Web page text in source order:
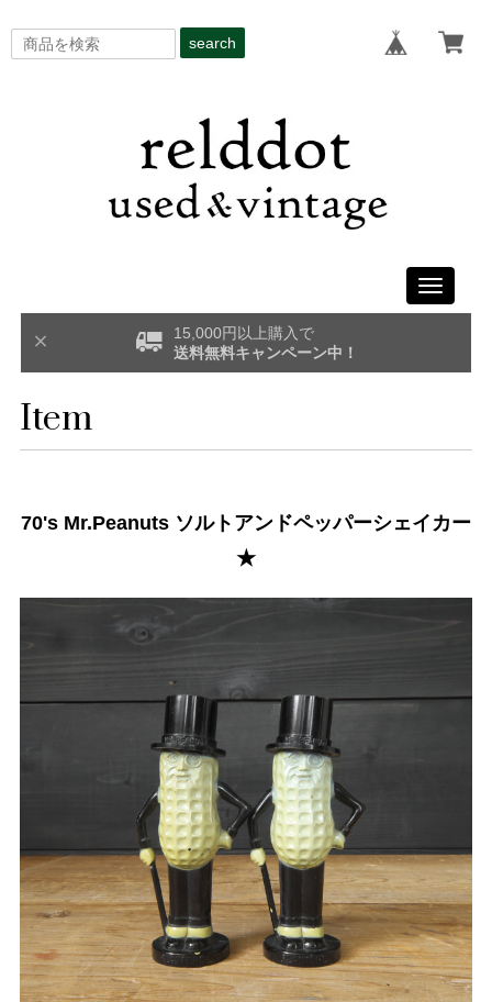
search
Toggle
15,000円以上購入で
送料無料キャンペーン中！
Item
70's Mr.Peanuts ソルトアンドペッパーシェイカー
★